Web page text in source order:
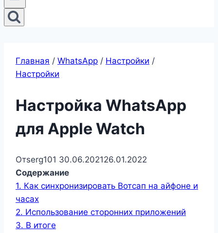
Главная / WhatsApp / Настройки /
Настройки
Настройка WhatsApp
для Apple Watch
Отserg101 30.06.202126.01.2022
Содержание
1. Как синхронизировать Вотсап на айфоне и
часах
2. Использование сторонних приложений
3. В итоге